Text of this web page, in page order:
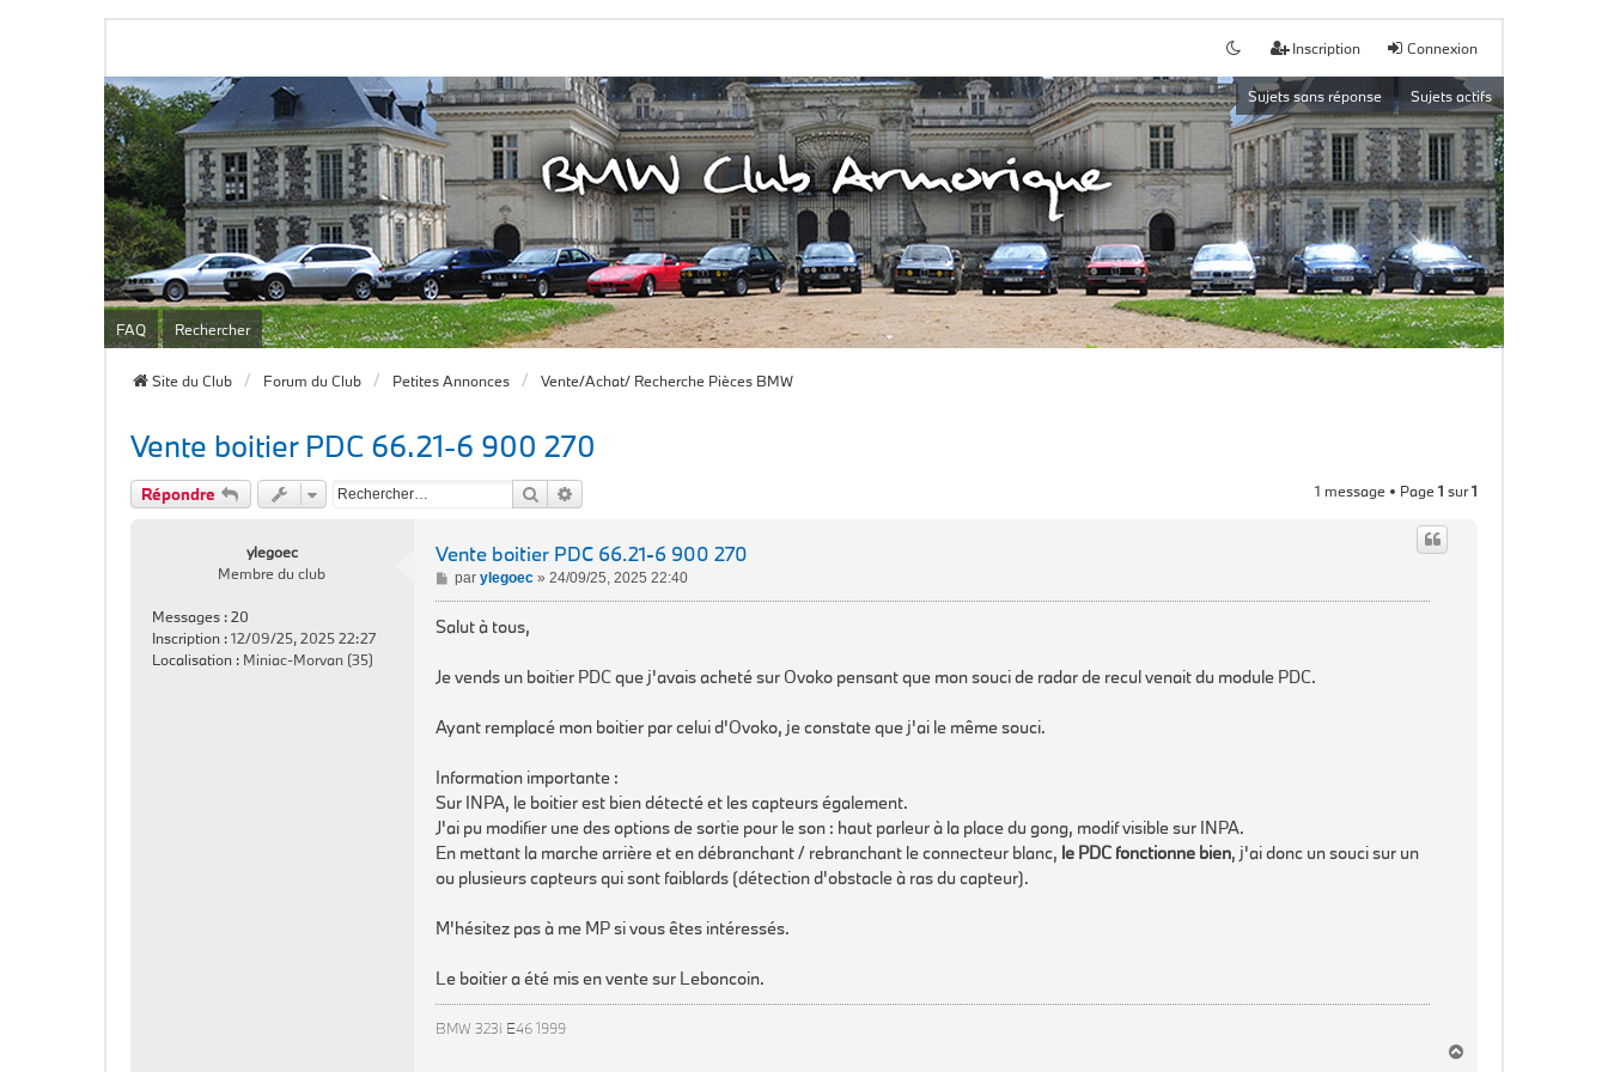
Connexion
Inscription
Sujets sans réponse Sujets actifs
FAQ Rechercher
Site du Club Forum du Club Petites Annonces Vente/Achat/ Recherche Pièces BMW
Vente boitier PDC 66.21-6 900 270
Répondre Rechercher 1 message • Page1 sur1
ylegoec
Membre du club
Messages :20
Inscription :12/09/25, 2025 22:27
Localisation : Miniac-Morvan (35)
Vente boitier PDC 66.21-6 900 270
M
e
g
par ylegoec» 24/09/25, 2025 22:40
Salut à tous,
Je vends un boitier PDC que j'avais acheté sur Ovoko pensant que mon souci de radar de recul venait du module PDC.
Ayant remplacé mon boitier par celui d'Ovoko, je constate que j'ai le même souci.
Information importante :
Sur INPA, le boitier est bien détecté et les capteurs également.
J'ai pu modifier une des options de sortie pour le son : haut parleur à la place du gong, modif visible sur INPA.
En mettant la marche arrière et en débranchant / rebranchant le connecteur blanc, le PDC fonctionne bien, j'ai donc un souci sur un
ou plusieurs capteurs qui sont faiblards (détection d'obstacle à ras du capteur).
M'hésitez pas à me MP si vous êtes intéressés.
Le boitier a été mis en vente sur Leboncoin.
BMW 323i E46 1999